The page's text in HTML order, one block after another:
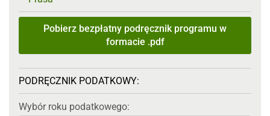
Pobierz bezpłatny podręcznik programu w
formacie .pdf
PODRĘCZNIK PODATKOWY:
Wybór roku podatkowego: